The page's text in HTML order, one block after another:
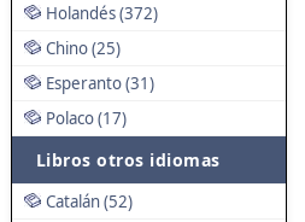
Holandés (372)
Chino (25)
Esperanto (31)
Polaco (17)
Libros otros idiomas
Catalán (52)